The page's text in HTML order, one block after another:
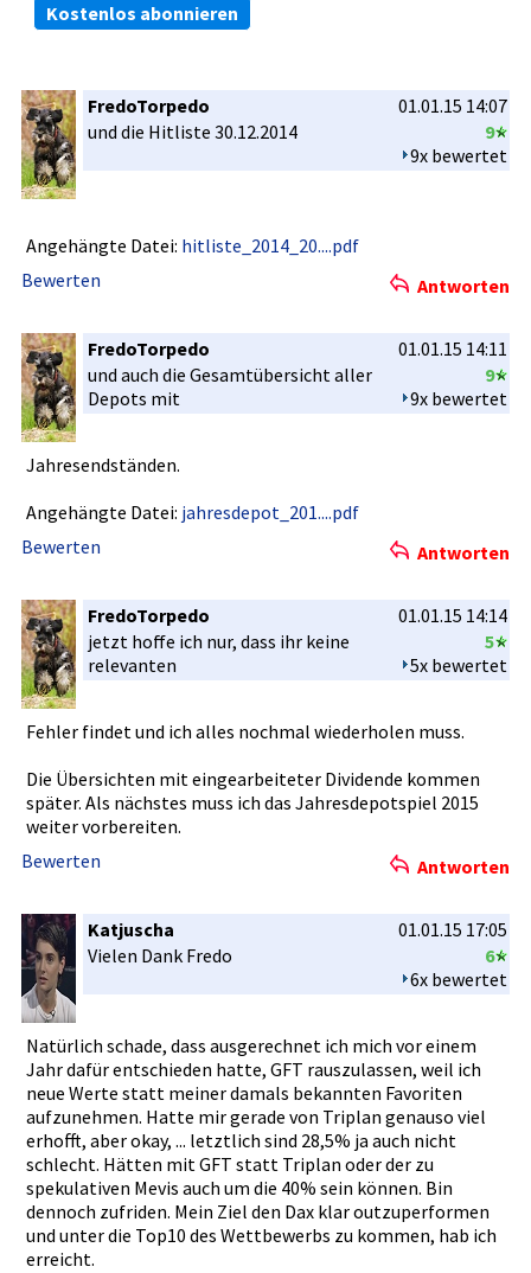
Kostenlos abonnieren
FredoTorpedo
01.01.15 14:07
9
9x bewertet
und die Hitliste 30.12.2014­
Angehängte Datei: hitliste_2014_20....pdf
Bewerten
Antworten
FredoTorpedo
01.01.15 14:11
9
9x bewertet
und auch die Gesamtüber­sicht aller
Depots mit
Jahresends­tänden.
Angehängte Datei: jahresdepot_201....pdf
Bewerten
Antworten
FredoTorpedo
01.01.15 14:14
5
5x bewertet
jetzt hoffe ich nur, dass ihr keine
relevanten­
Fehler findet und ich alles nochmal wiederhole­n muss.
Die Übersichte­n mit eingearbei­teter Dividende kommen
später. Als nächstes muss ich das Jahresdepo­tspiel 2015
weiter vorbereite­n.
Bewerten
Antworten
Katjuscha
01.01.15 17:05
6
6x bewertet
Vielen Dank Fredo
Natürlich schade, dass ausgerechn­et ich mich vor einem
Jahr dafür entschiede­n hatte, GFT rauszulass­en, weil ich
neue Werte statt meiner damals bekannten Favoriten
aufzunehme­n. Hatte mir gerade von Triplan genauso viel
erhofft, aber okay, ... letztlich sind 28,5% ja auch nicht
schlecht. Hätten mit GFT statt Triplan oder der zu
spekulativ­en Mevis auch um die 40% sein können. Bin
dennoch zufriden. Mein Ziel den Dax klar outzuperfo­rmen
und unter die Top10 des Wettbewerb­s zu kommen, hab ich
erreicht.